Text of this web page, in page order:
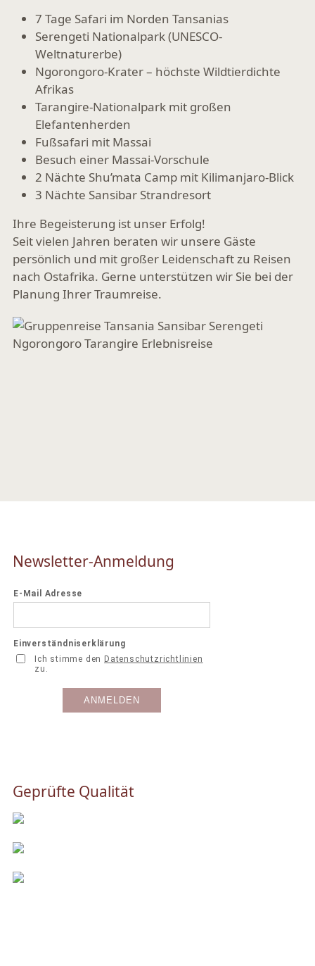
7 Tage Safari im Norden Tansanias
Serengeti Nationalpark (UNESCO-
Weltnaturerbe)
Ngorongoro-Krater – höchste Wildtierdichte
Afrikas
Tarangire-Nationalpark mit großen
Elefantenherden
Fußsafari mit Massai
Besuch einer Massai-Vorschule
2 Nächte Shu’mata Camp mit Kilimanjaro-Blick
3 Nächte Sansibar Strandresort
Ihre Begeisterung ist unser Erfolg!
Seit vielen Jahren beraten wir unsere Gäste
persönlich und mit großer Leidenschaft zu Reisen
nach Ostafrika. Gerne unterstützen wir Sie bei der
Planung Ihrer Traumreise.
Newsletter-Anmeldung
Geprüfte Qualität